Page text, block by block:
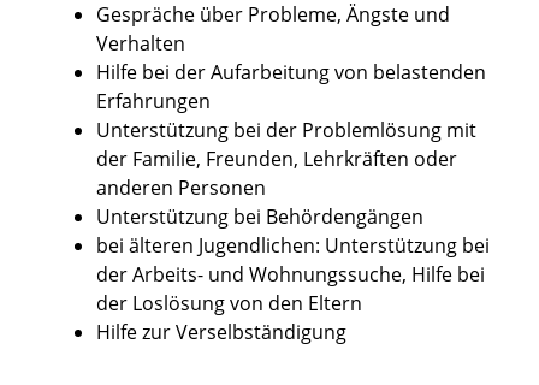
Gespräche über Probleme, Ängste und
Verhalten
Hilfe bei der Aufarbeitung von belastenden
Erfahrungen
Unterstützung bei der Problemlösung mit
der Familie, Freunden, Lehrkräften oder
anderen Personen
Unterstützung bei Behördengängen
bei älteren Jugendlichen: Unterstützung bei
der Arbeits- und Wohnungssuche, Hilfe bei
der Loslösung von den Eltern
Hilfe zur Verselbständigung